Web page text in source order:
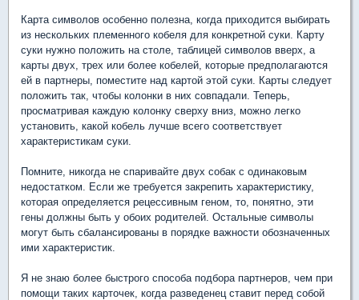
Карта символов особенно полезна, когда приходится выбирать
из нескольких племенного кобеля для конкретной суки. Карту
суки нужно положить на столе, таблицей символов вверх, а
карты двух, трех или более кобелей, которые предполагаются
ей в партнеры, поместите над картой этой суки. Карты следует
положить так, чтобы колонки в них совпадали. Теперь,
просматривая каждую колонку сверху вниз, можно легко
установить, какой кобель лучше всего соответствует
характеристикам суки.
Помните, никогда не спаривайте двух собак с одинаковым
недостатком. Если же требуется закрепить характеристику,
которая определяется рецессивным геном, то, понятно, эти
гены должны быть у обоих родителей. Остальные символы
могут быть сбалансированы в порядке важности обозначенных
ими характеристик.
Я не знаю более быстрого способа подбора партнеров, чем при
помощи таких карточек, когда разведенец ставит перед собой